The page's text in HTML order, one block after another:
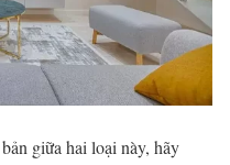
giữa hai loại này, hãy